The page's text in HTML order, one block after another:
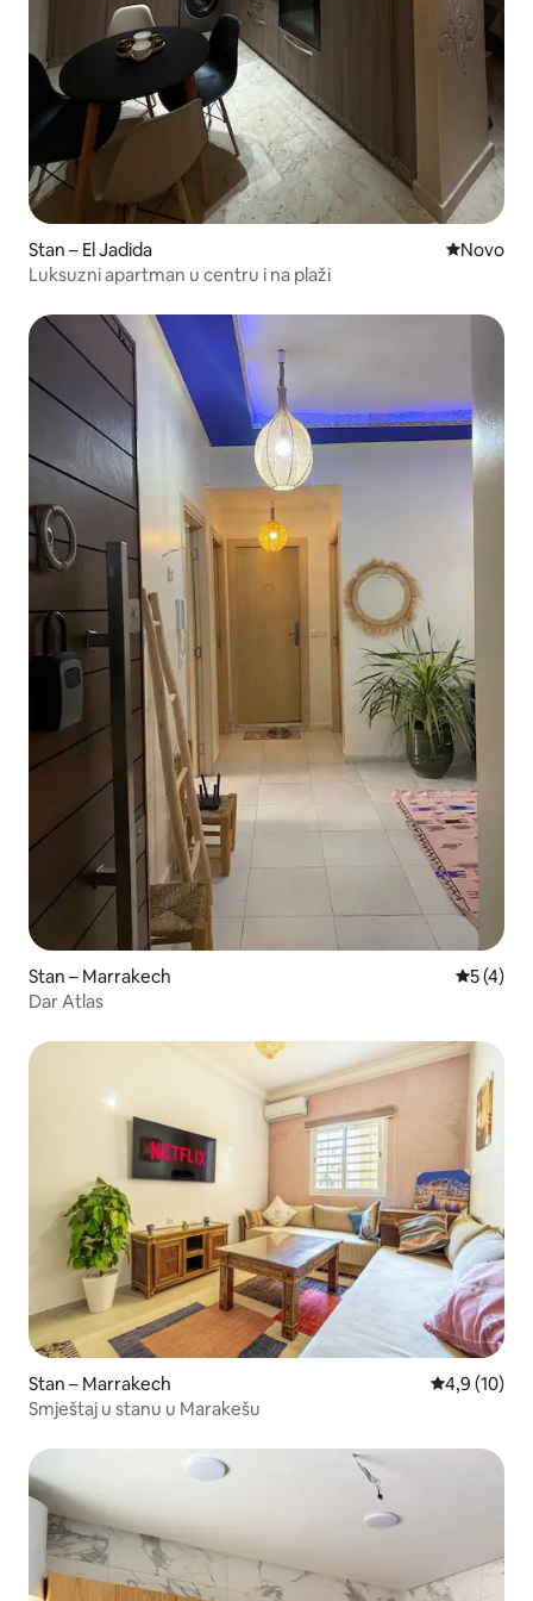
Stan – El Jadida Novi
Novo
Luksuzni apartman u centru i na plaži
Stan – Marrakech
5 (4)
Dar Atlas
Stan – Marrakech Prosječna
4,9 (10)
Smještaj u stanu u Marakešu